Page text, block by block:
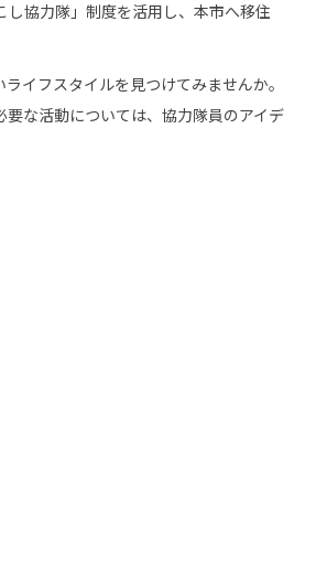
協力隊」制度を活用し、本市へ移住
イフスタイルを見つけてみませんか。
な活動については、協力隊員のアイデ